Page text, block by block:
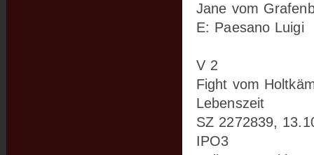
Jane vom
E: Paesano Luigi
V 2
Fight vom
Lebenszeit
SZ 2272839,
IPO3